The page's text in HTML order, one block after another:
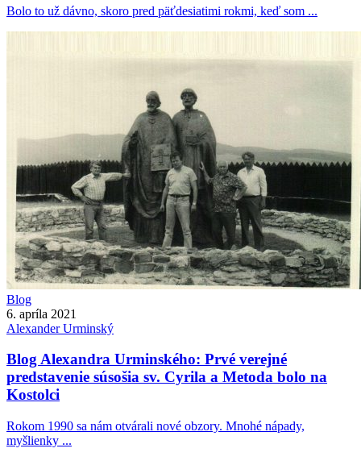
Bolo to už dávno, skoro pred päťdesiatimi rokmi, keď som ...
Blog
6. apríla 2021
AlexanderUrminský
Blog Alexandra Urminského: Prvé verejné
predstavenie súsošia sv. Cyrila a Metoda bolo na
Kostolci
Rokom 1990 sa nám otvárali nové obzory. Mnohé nápady,
myšlienky ...